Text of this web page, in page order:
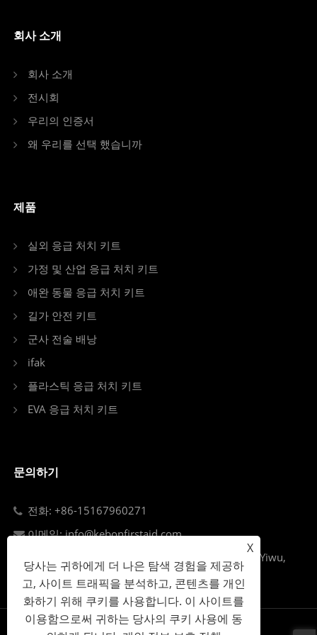
회사 소개
회사 소개
전시회
우리의 인증서
왜 우리를 선택 했습니까
제품
실외 응급 처치 키트
가정 및 산업 응급 처치 키트
애완 동물 응급 처치 키트
길가 안전 키트
군사 전술 배낭
ifak
플라스틱 응급 처치 키트
EVA 응급 처치 키트
문의하기
전화: +86-15167960271
이메일: info@kebonfirstaid.com
Add: Jiangdong Industry Park, Jiangdong Street, Yiwu,
China.
X
당사는 귀하에게 더 나은 탐색 경험을 제공하
고, 사이트 트래픽을 분석하고, 콘텐츠를 개인
화하기 위해 쿠키를 사용합니다. 이 사이트를
이용함으로써 귀하는 당사의 쿠키 사용에 동